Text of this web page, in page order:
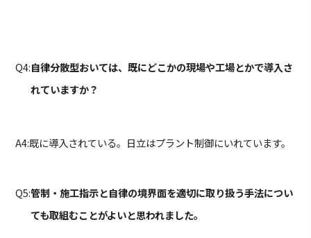
Q4:自律分散型おいては、既にどこかの現場や工場とかで導入さ
れていますか？
A4:既に導入されている。日立はプラント制御にいれています。
Q5:管制・施工指示と自律の境界面を適切に取り扱う手法につい
ても取組むことがよいと思われました。